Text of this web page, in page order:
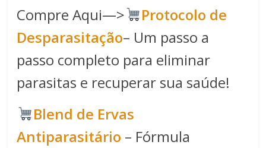
Compre Aqui—>
Protocolo de
Desparasitação– Um passo a
passo completo para eliminar
parasitas e recuperar sua saúde!
Blend de Ervas
Antiparasitário – Fórmula